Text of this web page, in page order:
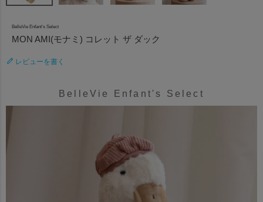
BelleVie Enfant's Select
MON AMI(モナミ) コレット ザ ダック
レビューを書く
BelleVie Enfant's Select